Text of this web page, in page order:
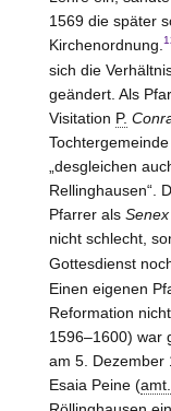
1569 die später
Kirchenordnung.
sich die
geändert. Als
Visitation P.
Tochtergemeinde
„desgleichen
Rellinghausen“.
Pfarrer als
nicht schlecht,
Gottesdienst
Einen eigenen
Reformation
1596–1600) war
am 5. Dezember
Esaia Peine (amt.